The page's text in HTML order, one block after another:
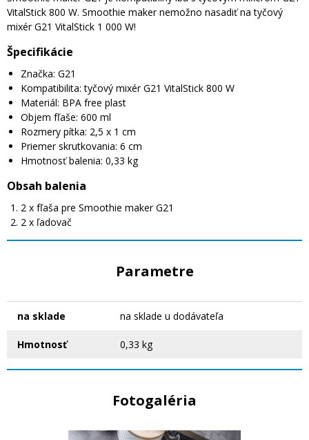
VitalStick 800 W. Smoothie maker nemožno nasadiť na tyčový
mixér G21 VitalStick 1 000 W!
Špecifikácie
Značka: G21
Kompatibilita: tyčový mixér G21 VitalStick 800 W
Materiál: BPA free plast
Objem fľaše: 600 ml
Rozmery pítka: 2,5 x 1 cm
Priemer skrutkovania: 6 cm
Hmotnosť balenia: 0,33 kg
Obsah balenia
2 x fľaša pre Smoothie maker G21
2 x ľadovač
Parametre
na sklade na sklade u dodávateľa
Hmotnosť 0,33 kg
Fotogaléria